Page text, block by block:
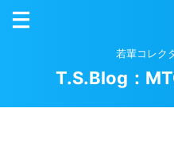
若輩コレク
T.S.Blog：